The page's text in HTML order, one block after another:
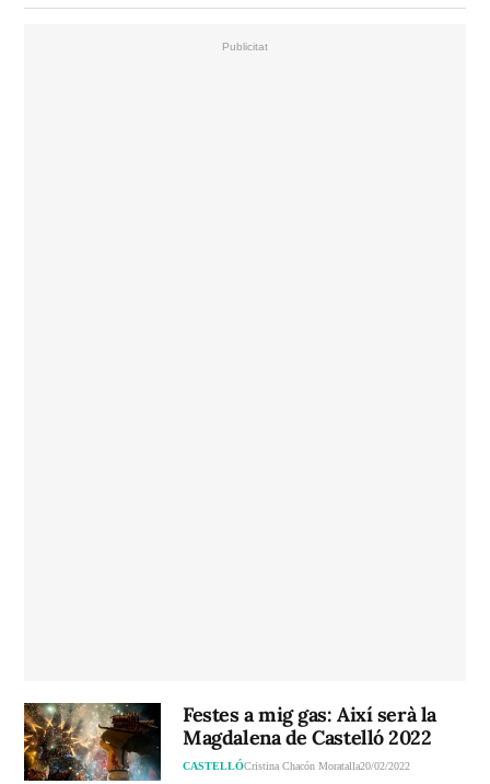
Festes a mig gas: Així serà la
Magdalena de Castelló 2022
CASTELLÓCristina Chacón Moratalla20/02/2022